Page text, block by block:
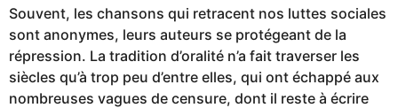
Souvent, les chansons qui retracent nos luttes sociales
sont anonymes, leurs auteurs se protégeant de la
répression. La tradition d’oralité n’a fait traverser les
siècles qu’à trop peu d’entre elles, qui ont échappé aux
nombreuses vagues de censure, dont il reste à écrire